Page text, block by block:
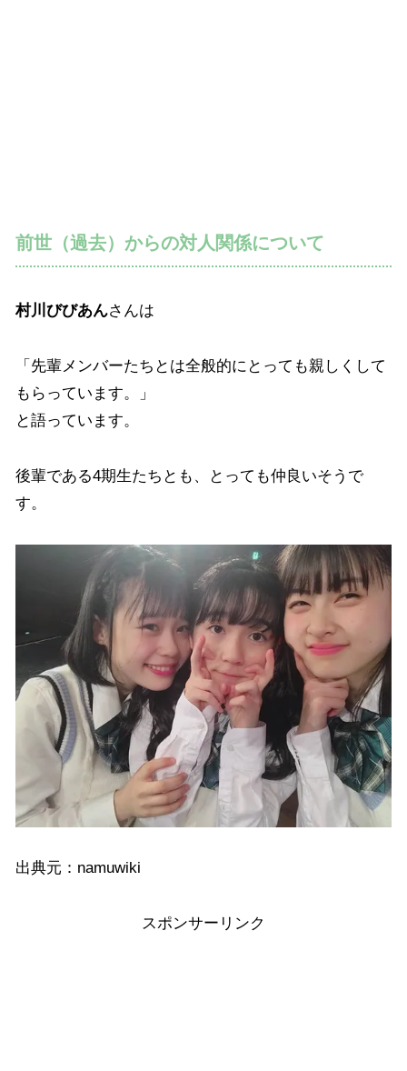
前世（過去）からの対人関係について
村川びびあんさんは
「先輩メンバーたちとは全般的にとっても親しくして
もらっています。」
と語っています。
後輩である4期生たちとも、とっても仲良いそうで
す。
出典元：namuwiki
スポンサーリンク